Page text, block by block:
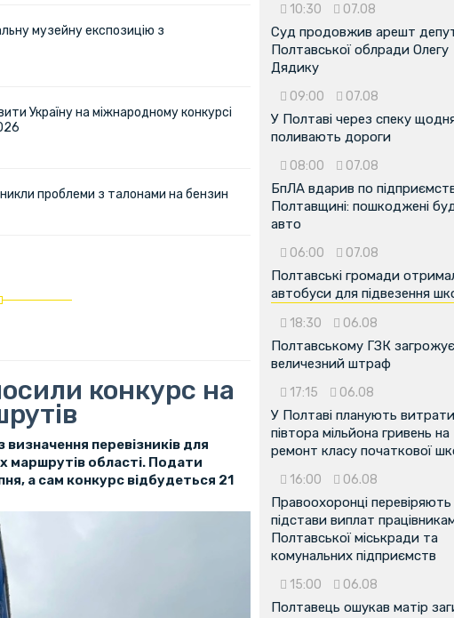
музейну експозицію з
Україну на міжнародному конкурсі
проблеми з талонами на бензин
конкурс на
перевізників для
маршрутів області. Подати
а сам конкурс відбудеться 21
10:30 07.08
Суд продовжив арешт
Полтавської облради Олегу
Дядику
09:00 07.08
У Полтаві через спеку
поливають дороги
08:00 07.08
БпЛА вдарив по
Полтавщині: пошкоджені
авто
06:00 07.08
Полтавські громади
автобуси для підвезення
18:30 06.08
Полтавському ГЗК загрожує
величезний штраф
17:15 06.08
У Полтаві планують
півтора мільйона гривень на
ремонт класу початкової
16:00 06.08
Правоохоронці перевіряють
підстави виплат
Полтавської міськради та
комунальних підприємств
15:00 06.08
Полтавець ошукав матір